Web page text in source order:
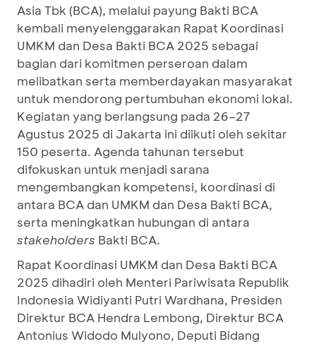
Asia Tbk (BCA), melalui payung Bakti BCA
kembali menyelenggarakan Rapat Koordinasi
UMKM dan Desa Bakti BCA 2025 sebagai
bagian dari komitmen perseroan dalam
melibatkan serta memberdayakan masyarakat
untuk mendorong pertumbuhan ekonomi lokal.
Kegiatan yang berlangsung pada 26–27
Agustus 2025 di Jakarta ini diikuti oleh sekitar
150 peserta. Agenda tahunan tersebut
difokuskan untuk menjadi sarana
mengembangkan kompetensi, koordinasi di
antara BCA dan UMKM dan Desa Bakti BCA,
serta meningkatkan hubungan di antara
stakeholders Bakti BCA.
Rapat Koordinasi UMKM dan Desa Bakti BCA
2025 dihadiri oleh Menteri Pariwisata Republik
Indonesia Widiyanti Putri Wardhana, Presiden
Direktur BCA Hendra Lembong, Direktur BCA
Antonius Widodo Mulyono, Deputi Bidang